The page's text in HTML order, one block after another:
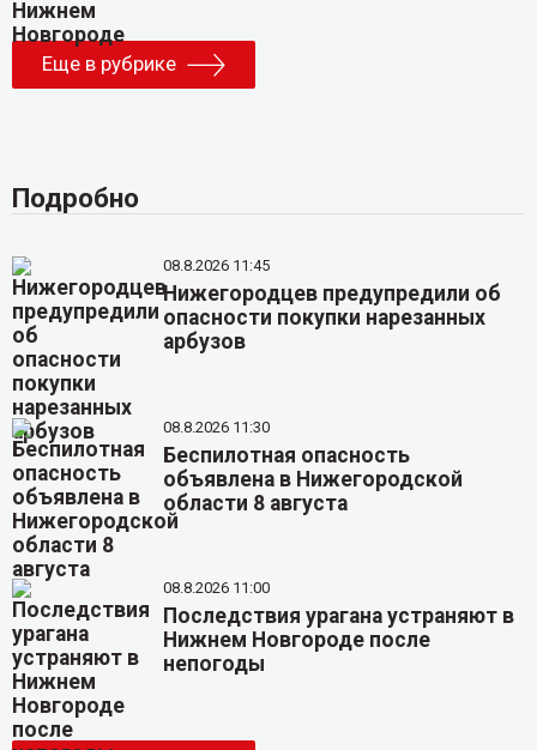
Еще в рубрике
Подробно
08.8.2026 11:45
Нижегородцев предупредили об
опасности покупки нарезанных
арбузов
08.8.2026 11:30
Беспилотная опасность
объявлена в Нижегородской
области 8 августа
08.8.2026 11:00
Последствия урагана устраняют в
Нижнем Новгороде после
непогоды